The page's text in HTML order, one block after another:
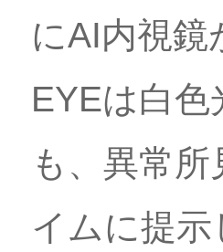
にAI内視鏡
EYEは白
も、異常
イムに提